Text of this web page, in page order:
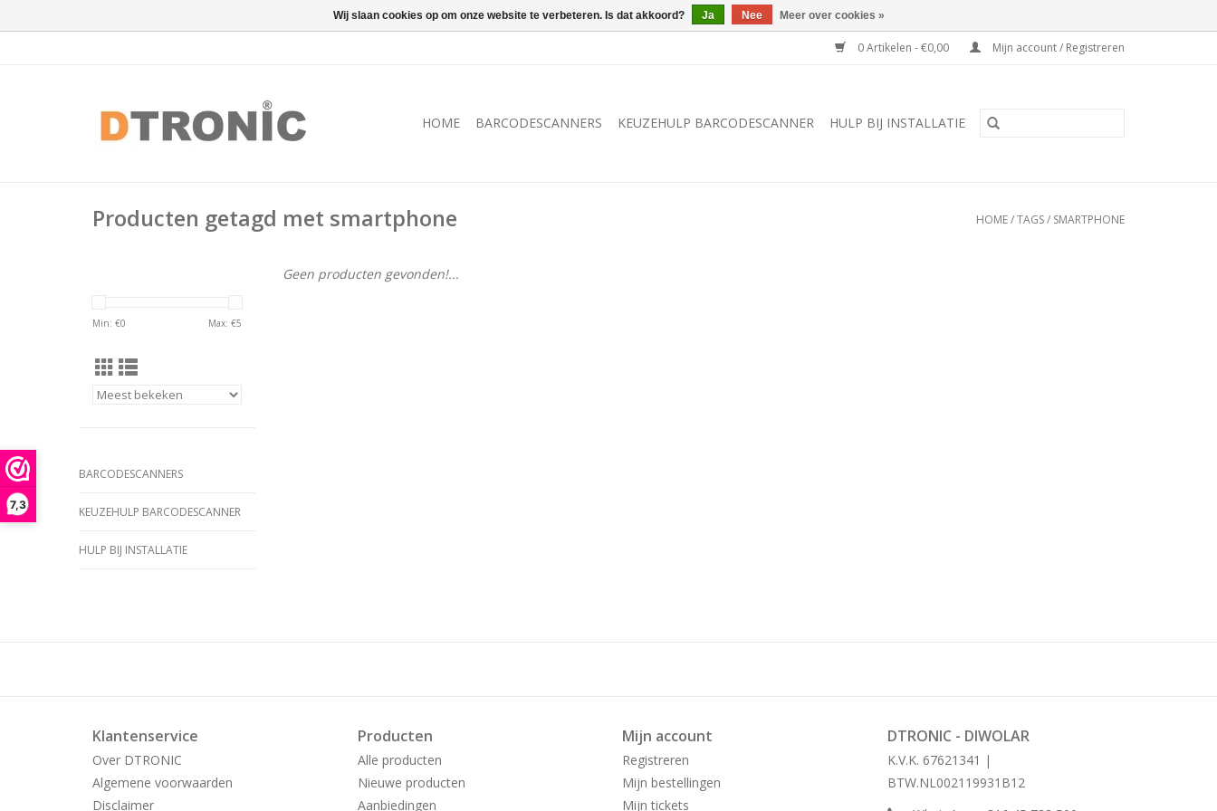
7,3
0 Artikelen - €0,00 Mijn account / Registreren
HOME BARCODESCANNERS KEUZEHULP BARCODESCANNER HULP BIJ INSTALLATIE
Producten getagd met smartphone HOME/TAGS/ SMARTPHONE
Min: €0 Max: €5
BARCODESCANNERS
KEUZEHULP BARCODESCANNER
HULP BIJ INSTALLATIE
Geen producten gevonden!...
Klantenservice
Over DTRONIC
Algemene voorwaarden
Disclaimer
Producten
Alle producten
Nieuwe producten
Aanbiedingen
Mijn account
Registreren
Mijn bestellingen
Mijn tickets
DTRONIC - DIWOLAR
K.V.K. 67621341 |
BTW.NL002119931B12
Wij slaan cookies op om onze website te verbeteren. Is dat akkoord? Ja Nee Meer over cookies »